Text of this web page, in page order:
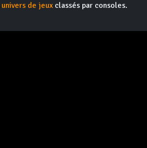
univers de jeux classés par consoles.